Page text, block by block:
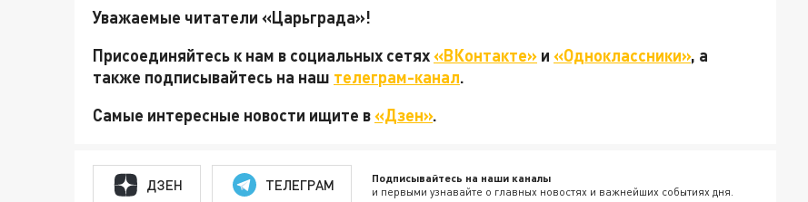
Уважаемые читатели «Царьграда»!
Присоединяйтесь к нам в социальных сетях«ВКонтакте» и «Одноклассники», а
также подписывайтесь на наш телеграм-канал.
Самые интересные новости ищите в«Дзен».
ДЗЕН ТЕЛЕГРАМ Подписывайтесь на наши каналы
и первыми узнавайте о главных новостях и важнейших событиях дня.